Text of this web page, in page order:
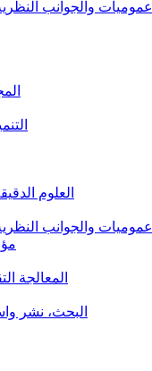
عموميات والجوانب
العلوم
عموميات والجوانب
المعالجة
البحث، نشر